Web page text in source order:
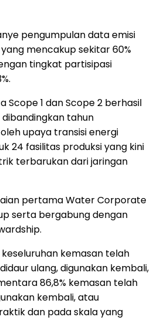
pengumpulan data emisi
mencakup sekitar 60%
tingkat partisipasi
Scope 1 dan Scope 2 berhasil
dibandingkan tahun
upaya transisi energi
24 fasilitas produksi yang kini
terbarukan dari jaringan
pertama Water Corporate
serta bergabung dengan
keseluruhan kemasan telah
ulang, digunakan kembali,
86,8% kemasan telah
kembali, atau
dan pada skala yang